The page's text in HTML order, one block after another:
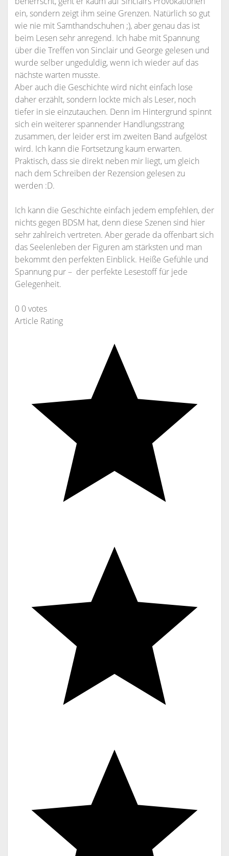
ein, sondern zeigt ihm seine Grenzen. Natürlich so gut
wie nie mit Samthandschuhen ;), aber genau das ist
beim Lesen sehr anregend. Ich habe mit Spannung
über die Treffen von Sinclair und George gelesen und
wurde selber ungeduldig, wenn ich wieder auf das
nächste warten musste.
Aber auch die Geschichte wird nicht einfach lose
daher erzählt, sondern lockte mich als Leser, noch
tiefer in sie einzutauchen. Denn im Hintergrund spinnt
sich ein weiterer spannender Handlungsstrang
zusammen, der leider erst im zweiten Band aufgelöst
wird. Ich kann die Fortsetzung kaum erwarten.
Praktisch, dass sie direkt neben mir liegt, um gleich
nach dem Schreiben der Rezension gelesen zu
werden :D.
Ich kann die Geschichte einfach jedem empfehlen, der
nichts gegen BDSM hat, denn diese Szenen sind hier
sehr zahlreich vertreten. Aber gerade da offenbart sich
das Seelenleben der Figuren am stärksten und man
bekommt den perfekten Einblick. Heiße Gefühle und
Spannung pur – der perfekte Lesestoff für jede
Gelegenheit.
0 0votes
Article Rating